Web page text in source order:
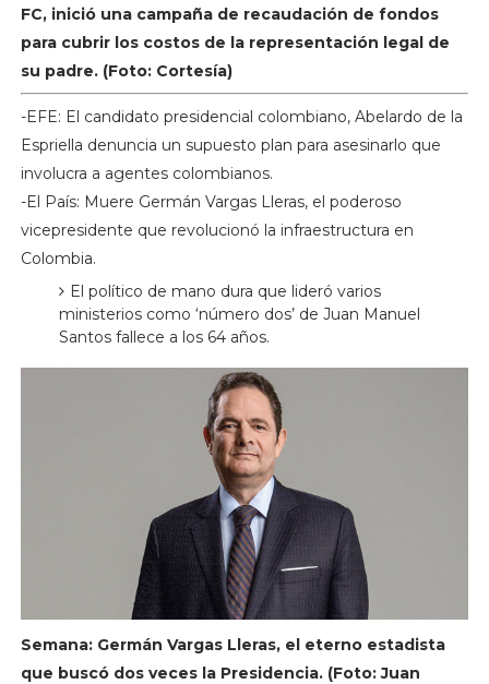
FC, inició una campaña de recaudación de fondos
para cubrir los costos de la representación legal de
su padre. (Foto: Cortesía)
-EFE: El candidato presidencial colombiano, Abelardo de la
Espriella denuncia un supuesto plan para asesinarlo que
involucra a agentes colombianos.
-El País: Muere Germán Vargas Lleras, el poderoso
vicepresidente que revolucionó la infraestructura en
Colombia.
El político de mano dura que lideró varios
ministerios como ‘número dos’ de Juan Manuel
Santos fallece a los 64 años.
Semana: Germán Vargas Lleras, el eterno estadista
que buscó dos veces la Presidencia. (Foto: Juan